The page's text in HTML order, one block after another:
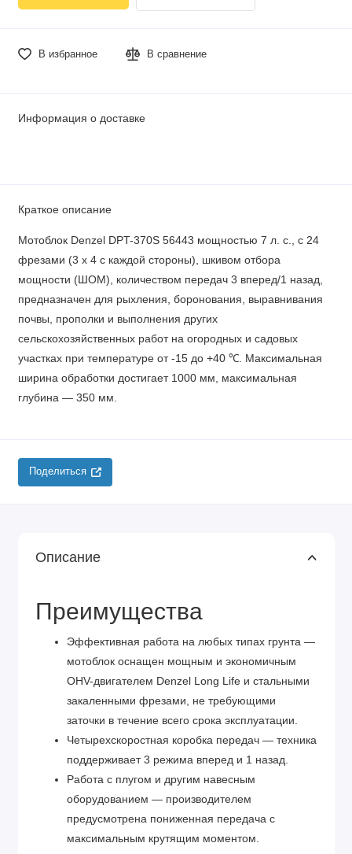
В избранное В сравнение
Информация о доставке
Краткое описание
Мотоблок Denzel DPT-370S 56443 мощностью 7 л. с., с 24
фрезами (3 х 4 с каждой стороны), шкивом отбора
мощности (ШОМ), количеством передач 3 вперед/1 назад,
предназначен для рыхления, боронования, выравнивания
почвы, прополки и выполнения других
сельскохозяйственных работ на огородных и садовых
участках при температуре от -15 до +40 ℃. Максимальная
ширина обработки достигает 1000 мм, максимальная
глубина — 350 мм.
Поделиться
Описание
Преимущества
Эффективная работа на любых типах грунта —
мотоблок оснащен мощным и экономичным
OHV-двигателем Denzel Long Life и стальными
закаленными фрезами, не требующими
заточки в течение всего срока эксплуатации.
Четырехскоростная коробка передач — техника
поддерживает 3 режима вперед и 1 назад.
Работа с плугом и другим навесным
оборудованием — производителем
предусмотрена пониженная передача с
максимальным крутящим моментом.